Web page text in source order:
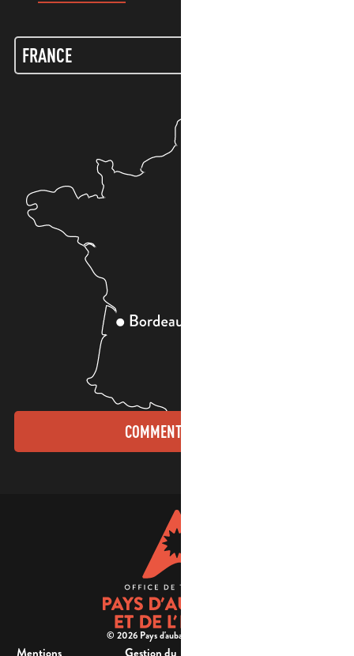
COMMENT VENIR ?
© 2026 Pays d'aubagne et de l'étoile -
Mentions Gestion du